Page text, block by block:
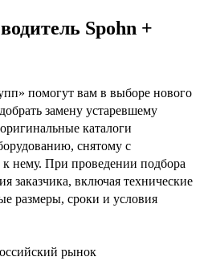
Spohn +
помогут вам в выборе нового
замену устаревшему
каталоги
снятому с
к нему. При проведении подбора
заказчика, включая технические
размеры, сроки и условия
рынок